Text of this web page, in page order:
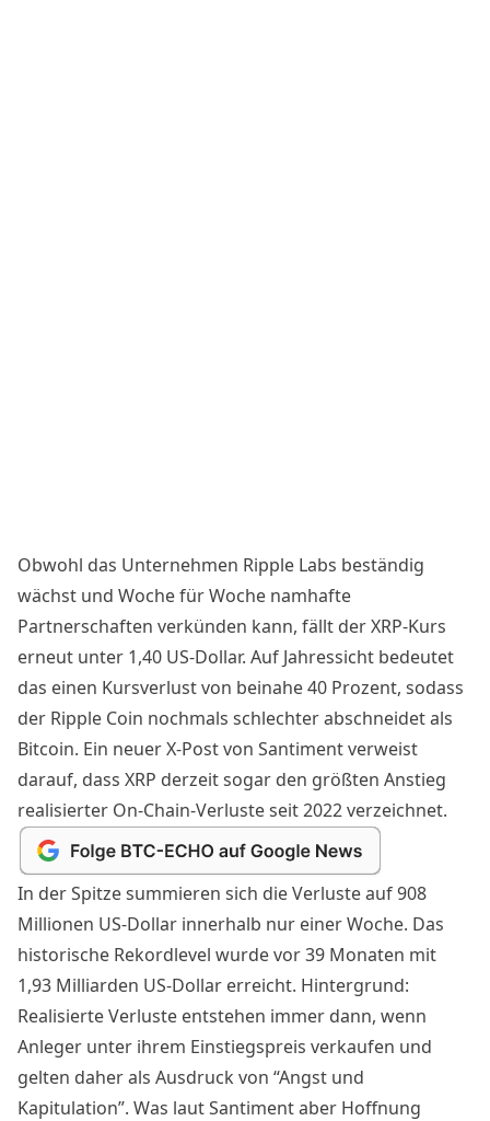
Obwohl das Unternehmen Ripple Labs beständig
wächst und Woche für Woche namhafte
Partnerschaften verkünden kann, fällt der XRP-Kurs
erneut unter 1,40 US-Dollar. Auf Jahressicht bedeutet
das einen Kursverlust von beinahe 40 Prozent, sodass
der Ripple Coin nochmals schlechter abschneidet als
Bitcoin. Ein neuerX-Post von Santimentverweist
darauf, dass XRP derzeit sogar den größten Anstieg
realisierter On-Chain-Verluste seit 2022 verzeichnet.
In der Spitze summieren sich die Verluste auf 908
Millionen US-Dollar innerhalb nur einer Woche. Das
historische Rekordlevel wurde vor 39 Monaten mit
1,93 Milliarden US-Dollar erreicht. Hintergrund:
Realisierte Verluste entstehen immer dann, wenn
Anleger unter ihrem Einstiegspreis verkaufen und
gelten daher als Ausdruck von “Angst und
Kapitulation”. Was laut Santiment aber Hoffnung